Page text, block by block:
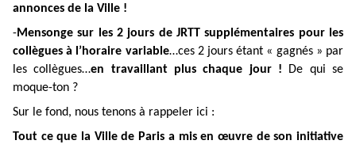
annonces de la Ville !
-Mensonge sur les 2 jours de JRTT supplémentaires pour les
collègues à l’horaire variable…ces 2 jours étant « gagnés » par
les collègues…en travaillant plus chaque jour ! De qui se
moque-ton ?
Sur le fond, nous tenons à rappeler ici :
Tout ce que la Ville de Paris a mis en œuvre de son initiative